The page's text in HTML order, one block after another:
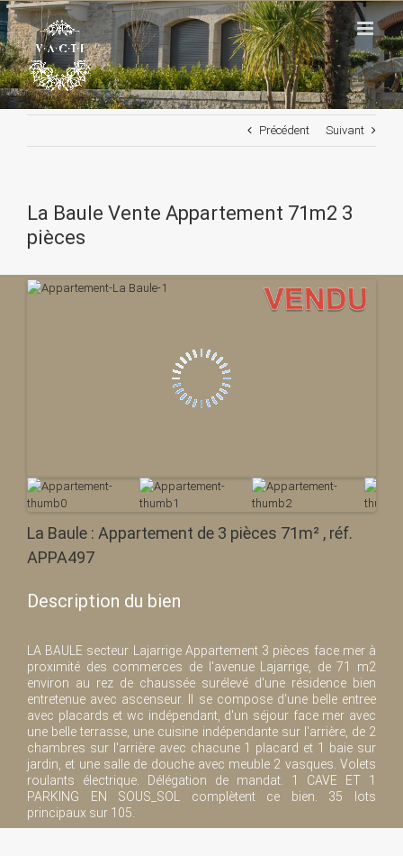
Passer
au
contenu
Précédent Suivant
La Baule Vente Appartement 71m2 3
pièces
La Baule : Appartement de 3 pièces 71m² , réf.
APPA497
Description du bien
LA BAULE secteur Lajarrige Appartement 3 pièces face mer à
proximité des commerces de l'avenue Lajarrige, de 71 m2
environ au rez de chaussée surélevé d'une résidence bien
entretenue avec ascenseur. Il se compose d'une belle entree
avec placards et wc indépendant, d'un séjour face mer avec
une belle terrasse, une cuisine indépendante sur l'arrière, de 2
chambres sur l'arrière avec chacune 1 placard et 1 baie sur
jardin, et une salle de douche avec meuble 2 vasques. Volets
roulants électrique. Délégation de mandat. 1 CAVE ET 1
PARKING EN SOUS_SOL complètent ce bien. 35 lots
principaux sur 105.